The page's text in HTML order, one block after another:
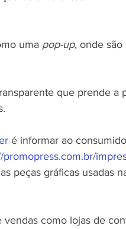
uma pop-up, onde são
que prende a
é informar ao
promopress.com.br/
peças gráficas usadas
como lojas de